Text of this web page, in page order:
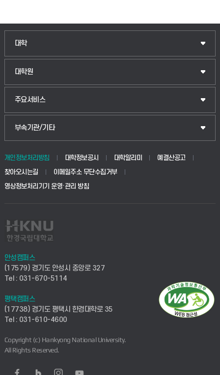
대학
대학원
주요서비스
부속기관/기타
개인정보처리방침 대학정보공시 대학알리미
예결산공고
찾아오시는길
이메일주소 무단수집거부
영상정보처리기기 운영·관리 방침
안성캠퍼스
(17579) 경기도 안성시 중앙로 327
Tel : 031-670-5114
평택캠퍼스
(17738) 경기도 평택시 한경대학로 35
Tel : 031-610-4600
Copyright (c) Hankyong National University.
All Rights Reserved.